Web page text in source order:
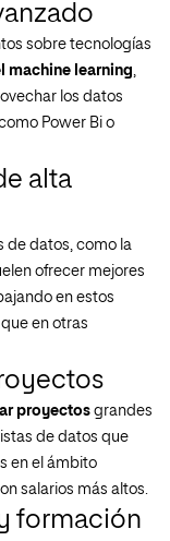
sobre tecnologías
machine learning,
los datos
Power Bi o
alta
de datos, como la
ofrecer mejores
en estos
en otras
proyectos grandes
de datos que
en el ámbito
salarios más altos.
formación